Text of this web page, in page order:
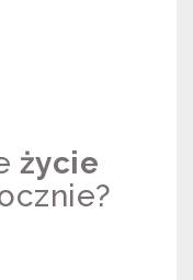
życie